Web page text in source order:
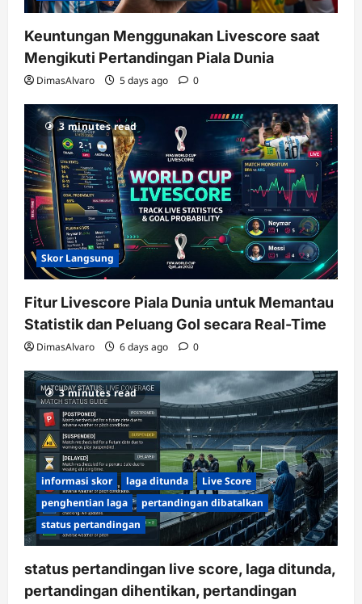
Keuntungan Menggunakan Livescore saat
Mengikuti Pertandingan Piala Dunia
DimasAlvaro 5 days ago 0
3 minutes read
Skor Langsung
Fitur Livescore Piala Dunia untuk Memantau
Statistik dan Peluang Gol secara Real-Time
DimasAlvaro 6 days ago 0
3 minutes read
informasi skor laga ditunda
Live Score
penghentian laga
pertandingan dibatalkan
status pertandingan
status pertandingan live score, laga ditunda,
pertandingan dihentikan, pertandingan